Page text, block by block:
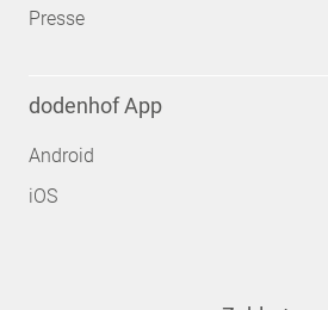
Presse
dodenhof App
Android
iOS